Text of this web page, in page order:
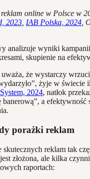
reklam online w Polsce w
2023 IAB Polska, 2024 ,
że wystarczy
żyje w świecie
2024, natłok
banerową”, a efektywność
porażki reklam
skutecznych reklam tak
złożona, ale kilka
raportach: